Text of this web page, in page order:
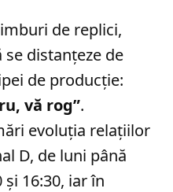
de replici,
distanțeze de
de producție:
vă rog”.
evoluția relațiilor
D, de luni până
16:30, iar în